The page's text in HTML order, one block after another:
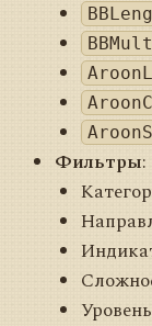
Фильтры: